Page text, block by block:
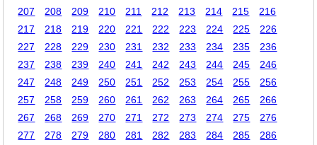
207
208 209 210 211 212 213 214 215
216
217
218 219 220 221 222 223 224 225
226
227
228 229 230 231 232 233 234 235
236
237
238 239 240 241 242 243 244 245
246
247
248 249 250 251 252 253 254 255
256
257
258 259 260 261 262 263 264 265
266
267
268 269 270 271 272 273 274 275
276
277
278 279 280 281 282 283 284 285 286